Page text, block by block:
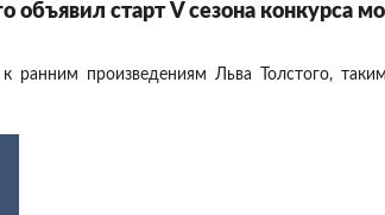
объявил старт V сезона
произведениям Льва Толстого,